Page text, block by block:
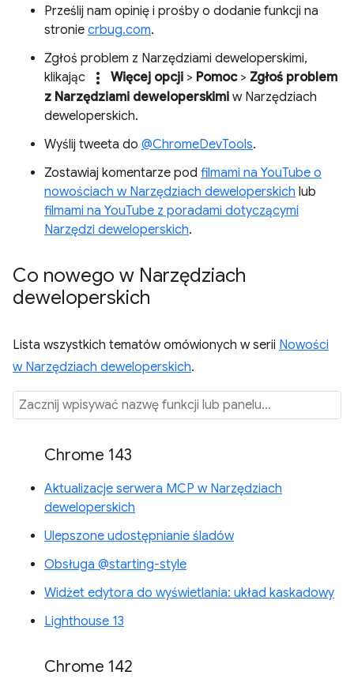
Prześlij nam opinię i prośby o dodanie funkcji na
stronie crbug.com.
Zgłoś problem z Narzędziami deweloperskimi,
klikając
more_vert Więcej opcji > Pomoc> Zgłoś problem
z Narzędziami deweloperskimi w Narzędziach
deweloperskich.
Wyślij tweeta do @ChromeDevTools.
Zostawiaj komentarze pod filmami na YouTube o
nowościach w Narzędziach deweloperskich lub
filmami na YouTube z poradami dotyczącymi
Narzędzi deweloperskich.
Co nowego w Narzędziach
deweloperskich
Lista wszystkich tematów omówionych w serii Nowości
w Narzędziach deweloperskich.
Chrome 143
Aktualizacje serwera MCP w Narzędziach
deweloperskich
Ulepszone udostępnianie śladów
Obsługa @starting-style
Widżet edytora do wyświetlania: układ kaskadowy
Lighthouse 13
Chrome 142